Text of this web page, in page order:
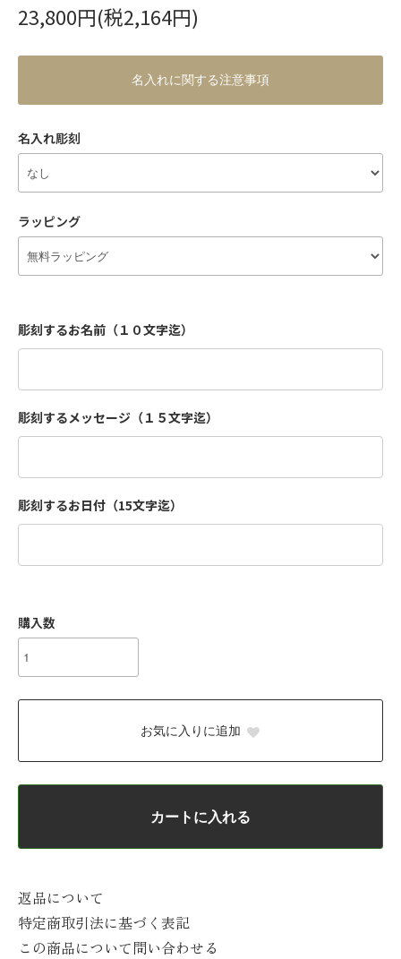
23,800円(税2,164円)
名入れに関する注意事項
名入れ彫刻
ラッピング
彫刻するお名前（１０文字迄）
彫刻するメッセージ（１５文字迄）
彫刻するお日付（15文字迄）
購入数
お気に入りに追加
カートに入れる
返品について
特定商取引法に基づく表記
この商品について問い合わせる